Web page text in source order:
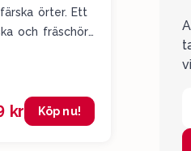
örter. Ett
och fräschör.
kr Köp nu!